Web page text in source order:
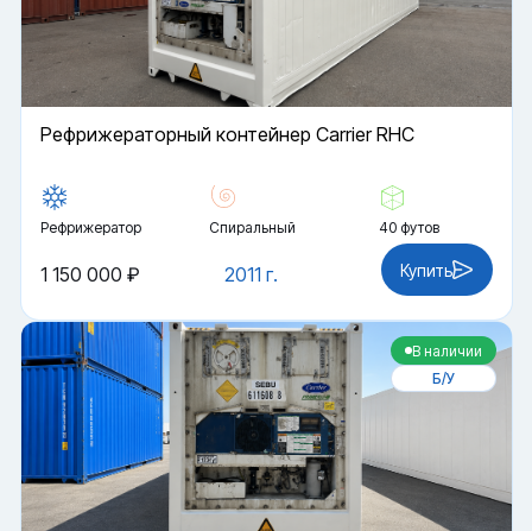
Рефрижераторный контейнер Carrier RHC
Рефрижератор Спиральный 40 футов
2011 г.
1 150 000 ₽ Купить
В наличии
Б/У